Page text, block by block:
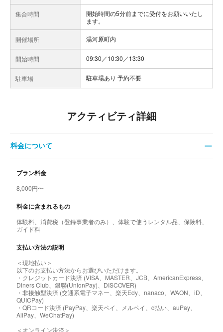
集合時間
開始時間の5分前までに受付をお願いいたし
ます。
開催場所 湯河原町内
開始時間 09:30／10:30／13:30
駐車場 駐車場あり 予約不要
アクティビティ詳細
料金について
プラン料金
8,000円〜
料金に含まれるもの
体験料、消費税（登録事業者のみ）、体験で使うレンタル品、保険料、
ガイド料
支払い方法の説明
＜現地払い＞
以下のお支払い方法からお選びいただけます。
・クレジットカード決済 (VISA、MASTER、JCB、AmericanExpress、
Diners Club、銀聯(UnionPay)、DISCOVER)
・非接触型決済 (交通系電子マネー、楽天Edy、nanaco、WAON、iD、
QUICPay)
・QRコード決済 (PayPay、楽天ペイ、メルペイ、d払い、auPay、
AliPay、WeChatPay)
＜オンライン決済＞